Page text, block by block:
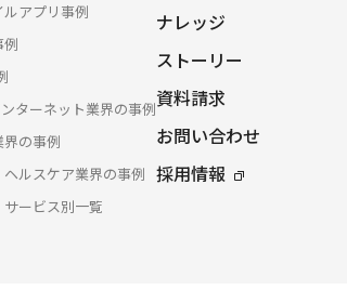
ルアプリ事例
例
ターネット業界の事例
の事例
ヘルスケア業界の事例
サービス別一覧
ナレッジ
ストーリー
資料請求
お問い合わせ
採用情報